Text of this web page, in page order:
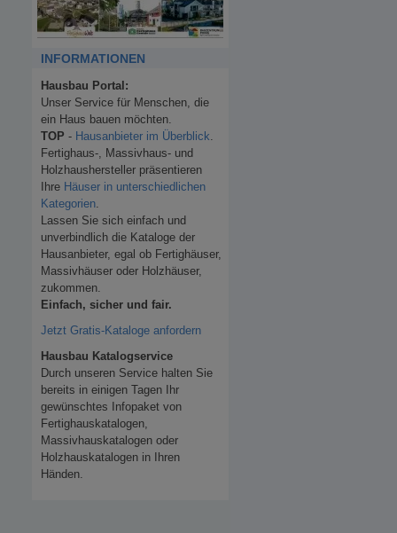
INFORMATIONEN
Hausbau Portal:
Unser Service für Menschen, die
ein Haus bauen möchten.
TOP - Hausanbieter im Überblick
Fertighaus-, Massivhaus- und
Holzhaushersteller präsentieren
Ihre Häuser in unterschiedlichen
Kategorien
Lassen Sie sich einfach und
unverbindlich die Kataloge der
Hausanbieter, egal ob Fertighäuser,
Massivhäuser oder Holzhäuser,
zukommen.
Einfach, sicher und fair.
Jetzt Gratis-Kataloge anfordern
Hausbau Katalogservice
Durch unseren Service halten Sie
bereits in einigen Tagen Ihr
gewünschtes Infopaket von
Fertighauskatalogen,
Massivhauskatalogen oder
Holzhauskatalogen in Ihren
Händen.